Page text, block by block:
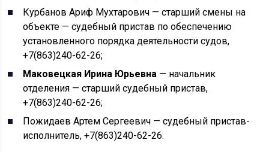
Курбанов Ариф Мухтарович — старший смены на
объекте — судебный пристав по обеспечению
установленного порядка деятельности судов,
+7(863)240-62-26;
Маковецкая Ирина Юрьевна — начальник
отделения — старший судебный пристав,
+7(863)240-62-26;
Пожидаев Артем Сергеевич — судебный пристав-
исполнитель, +7(863)240-62-26.